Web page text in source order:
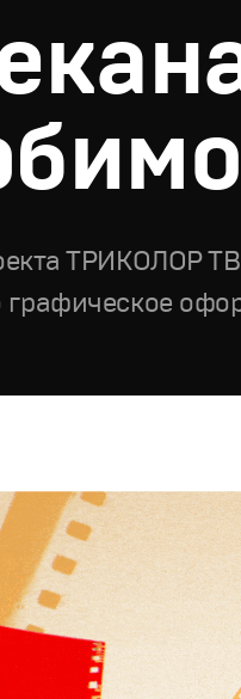
ТРИКОЛОР
графическое